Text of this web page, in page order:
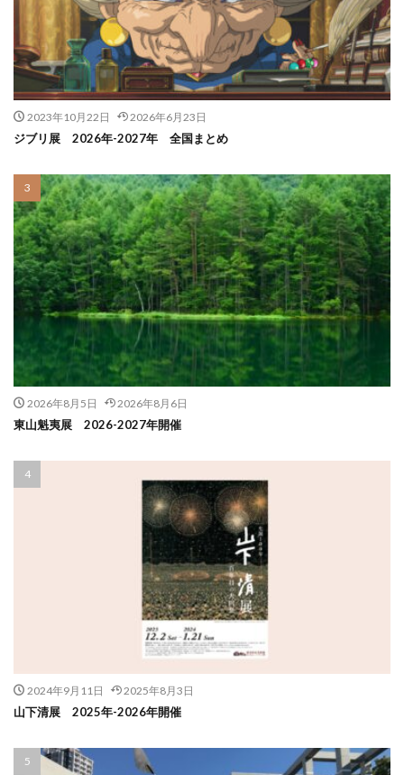
2023年10月22日 2026年6月23日
ジブリ展 2026年-2027年 全国まとめ
2026年8月5日 2026年8月6日
東山魁夷展 2026-2027年開催
2024年9月11日 2025年8月3日
山下清展 2025年-2026年開催